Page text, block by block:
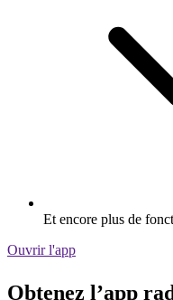
Et encore plus de
Ouvrir l'app
Obtenez l’app